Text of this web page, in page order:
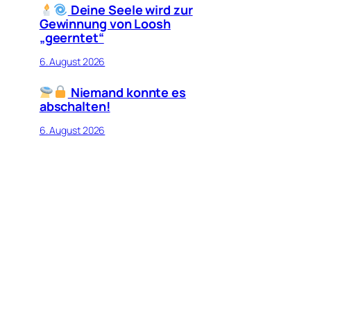
Deine Seele wird zur
Gewinnung von Loosh
„geerntet“
6. August 2026
Niemand konnte es
abschalten!
6. August 2026